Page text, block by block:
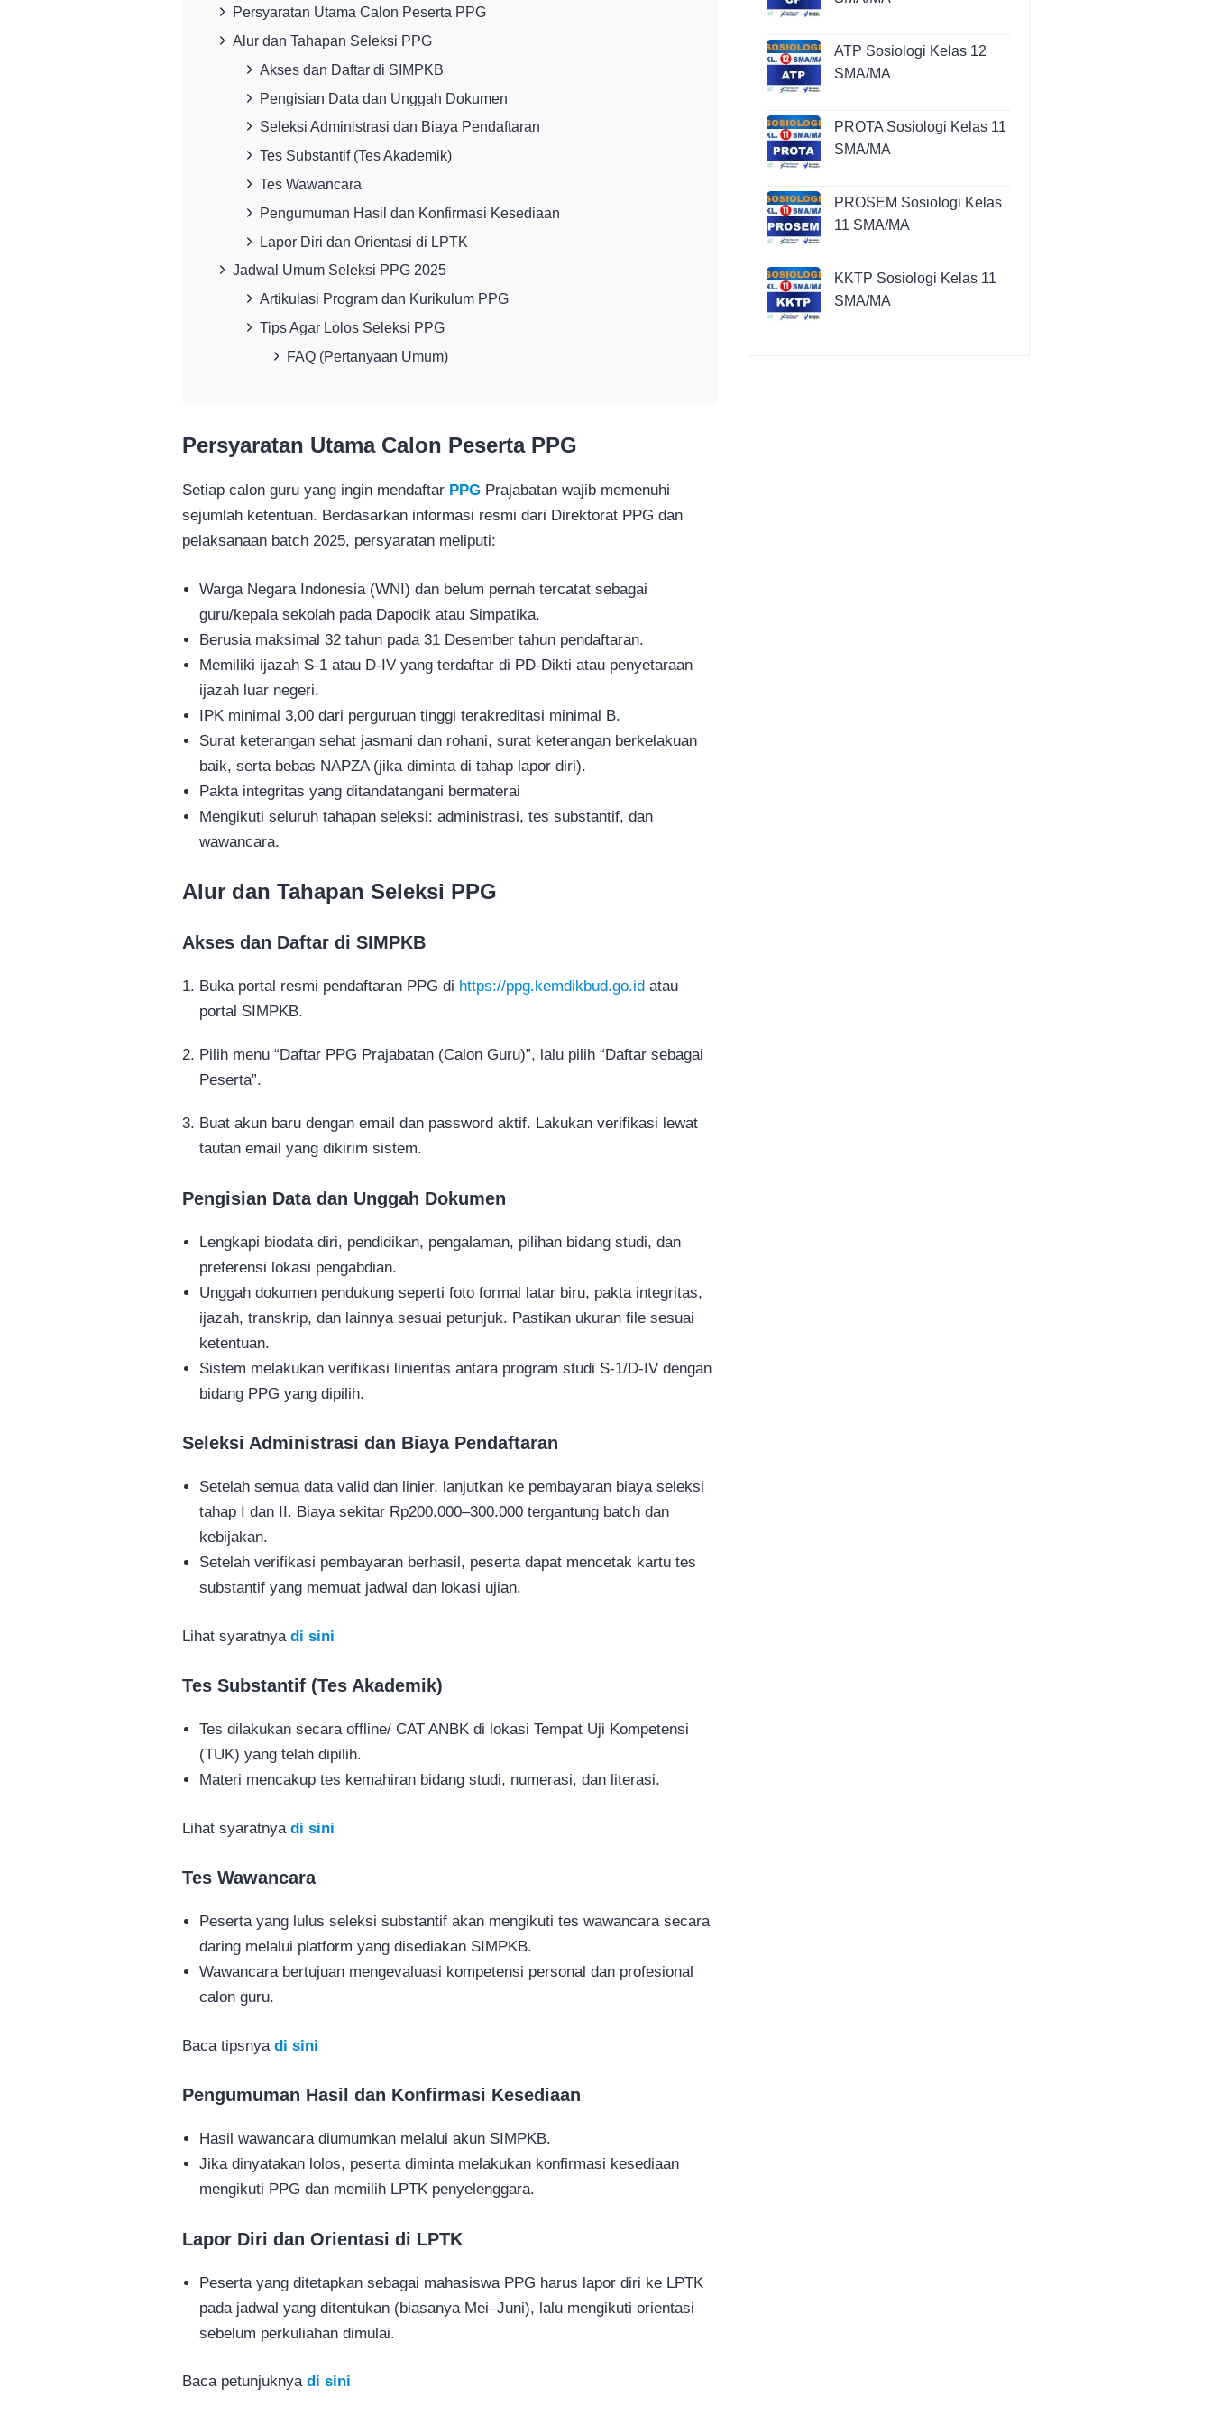
Persyaratan Utama Calon Peserta PPG
Alur dan Tahapan Seleksi PPG
Akses dan Daftar di SIMPKB
Pengisian Data dan Unggah Dokumen
Seleksi Administrasi dan Biaya Pendaftaran
Tes Substantif (Tes Akademik)
Tes Wawancara
Pengumuman Hasil dan Konfirmasi Kesediaan
Lapor Diri dan Orientasi di LPTK
Jadwal Umum Seleksi PPG 2025
Artikulasi Program dan Kurikulum PPG
Tips Agar Lolos Seleksi PPG
FAQ (Pertanyaan Umum)
Persyaratan Utama Calon Peserta PPG
Setiap calon guru yang ingin mendaftar PPG Prajabatan wajib memenuhi
sejumlah ketentuan. Berdasarkan informasi resmi dari Direktorat PPG dan
pelaksanaan batch 2025, persyaratan meliputi:
Warga Negara Indonesia (WNI) dan belum pernah tercatat sebagai
guru/kepala sekolah pada Dapodik atau Simpatika.
Berusia maksimal 32 tahun pada 31 Desember tahun pendaftaran.
Memiliki ijazah S‑1 atau D‑IV yang terdaftar di PD‑Dikti atau penyetaraan
ijazah luar negeri.
IPK minimal 3,00 dari perguruan tinggi terakreditasi minimal B.
Surat keterangan sehat jasmani dan rohani, surat keterangan berkelakuan
baik, serta bebas NAPZA (jika diminta di tahap lapor diri).
Pakta integritas yang ditandatangani bermaterai
Mengikuti seluruh tahapan seleksi: administrasi, tes substantif, dan
wawancara.
Alur dan Tahapan Seleksi PPG
Akses dan Daftar di SIMPKB
Buka portal resmi pendaftaran PPG di https://ppg.kemdikbud.go.id atau
portal SIMPKB.
Pilih menu “Daftar PPG Prajabatan (Calon Guru)”, lalu pilih “Daftar sebagai
Peserta”.
Buat akun baru dengan email dan password aktif. Lakukan verifikasi lewat
tautan email yang dikirim sistem.
Pengisian Data dan Unggah Dokumen
Lengkapi biodata diri, pendidikan, pengalaman, pilihan bidang studi, dan
preferensi lokasi pengabdian.
Unggah dokumen pendukung seperti foto formal latar biru, pakta integritas,
ijazah, transkrip, dan lainnya sesuai petunjuk. Pastikan ukuran file sesuai
ketentuan.
Sistem melakukan verifikasi linieritas antara program studi S-1/D-IV dengan
bidang PPG yang dipilih.
Seleksi Administrasi dan Biaya Pendaftaran
Setelah semua data valid dan linier, lanjutkan ke pembayaran biaya seleksi
tahap I dan II. Biaya sekitar Rp200.000–300.000 tergantung batch dan
kebijakan.
Setelah verifikasi pembayaran berhasil, peserta dapat mencetak kartu tes
substantif yang memuat jadwal dan lokasi ujian.
Lihat syaratnya di sini
Tes Substantif (Tes Akademik)
Tes dilakukan secara offline/ CAT ANBK di lokasi Tempat Uji Kompetensi
(TUK) yang telah dipilih.
Materi mencakup tes kemahiran bidang studi, numerasi, dan literasi.
Lihat syaratnya di sini
Tes Wawancara
Peserta yang lulus seleksi substantif akan mengikuti tes wawancara secara
daring melalui platform yang disediakan SIMPKB.
Wawancara bertujuan mengevaluasi kompetensi personal dan profesional
calon guru.
Baca tipsnya di sini
Pengumuman Hasil dan Konfirmasi Kesediaan
Hasil wawancara diumumkan melalui akun SIMPKB.
Jika dinyatakan lolos, peserta diminta melakukan konfirmasi kesediaan
mengikuti PPG dan memilih LPTK penyelenggara.
Lapor Diri dan Orientasi di LPTK
Peserta yang ditetapkan sebagai mahasiswa PPG harus lapor diri ke LPTK
pada jadwal yang ditentukan (biasanya Mei–Juni), lalu mengikuti orientasi
sebelum perkuliahan dimulai.
Baca petunjuknya di sini
ATP Sosiologi Kelas 12
SMA/MA
PROTA Sosiologi Kelas 11
SMA/MA
PROSEM Sosiologi Kelas
11 SMA/MA
KKTP Sosiologi Kelas 11
SMA/MA